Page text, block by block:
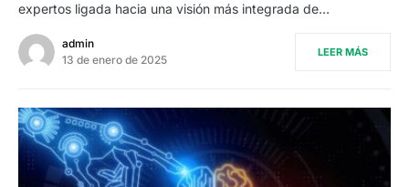
expertos ligada hacia una visión más integrada de…
admin
13 de enero de 2025
LEER MÁS